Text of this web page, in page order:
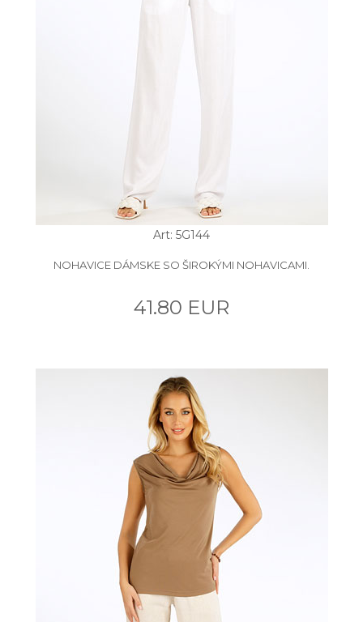
Art: 5G144
NOHAVICE DÁMSKE SO ŠIROKÝMI NOHAVICAMI.
41.80 EUR